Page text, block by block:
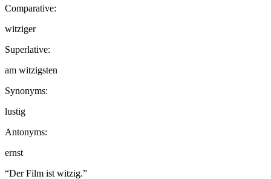
Comparative:
witziger
Superlative:
am witzigsten
Synonyms:
lustig
Antonyms:
ernst
“Der Film ist witzig.”